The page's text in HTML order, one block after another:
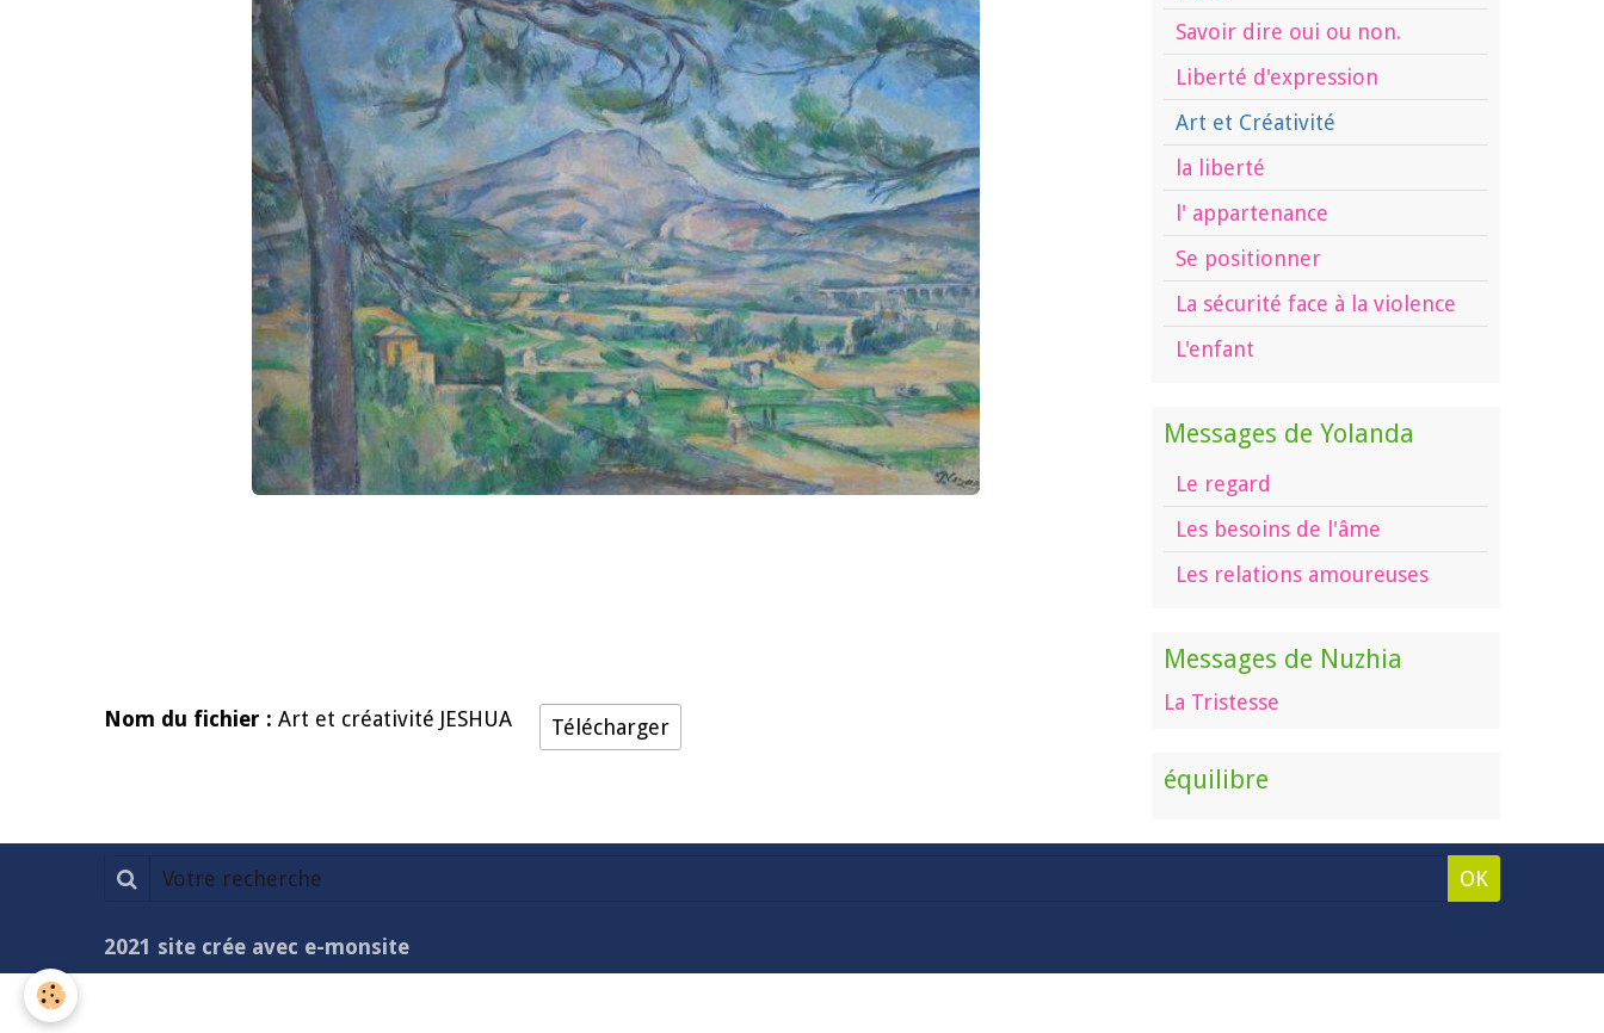
Nom du fichier : Art et créativité JESHUA Télécharger
Savoir dire oui ou non.
Liberté d'expression
Art et Créativité
la liberté
l' appartenance
Se positionner
La sécurité face à la violence
L'enfant
Messages de Yolanda
Le regard
Les besoins de l'âme
Les relations amoureuses
Messages de Nuzhia
La Tristesse
équilibre
OK
2021 site crée avec e-monsite